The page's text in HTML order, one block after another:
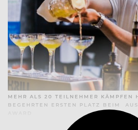
MEHR ALS 20 TEILNEHMER KÄMPFEN
BEGEHRTEN ERSTEN PLATZ BEIM